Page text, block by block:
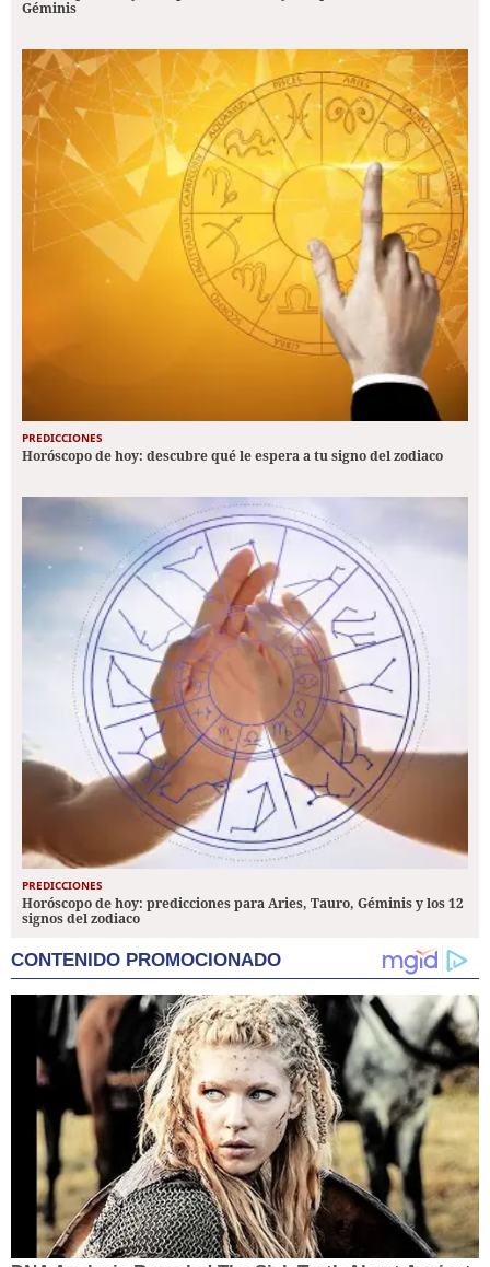
Géminis
PREDICCIONES
Horóscopo de hoy: descubre qué le espera a tu signo del zodiaco
PREDICCIONES
Horóscopo de hoy: predicciones para Aries, Tauro, Géminis y los 12
signos del zodiaco
CONTENIDO PROMOCIONADO